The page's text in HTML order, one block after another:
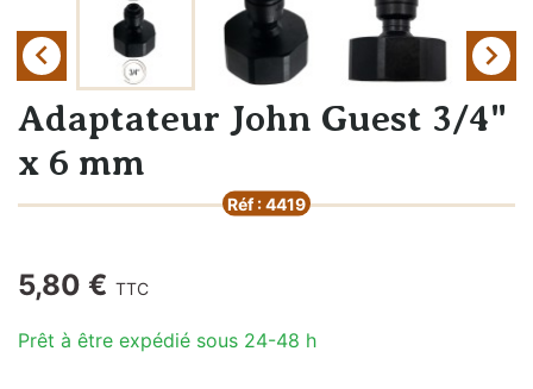
 
Adaptateur John Guest 3/4"
x 6 mm
Réf : 4419
5,80 € TTC
Prêt à être expédié sous 24-48 h